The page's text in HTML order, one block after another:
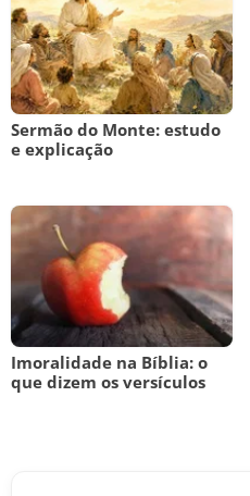
Sermão do Monte: estudo
e explicação
Imoralidade na Bíblia: o
que dizem os versículos